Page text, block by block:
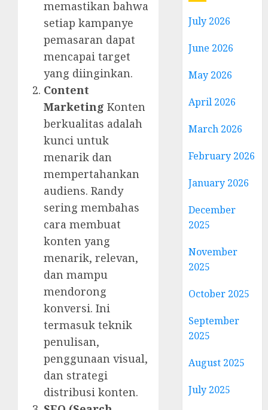
memastikan bahwa
setiap kampanye
pemasaran dapat
mencapai target
yang diinginkan.
Content
Marketing Konten
berkualitas adalah
kunci untuk
menarik dan
mempertahankan
audiens. Randy
sering membahas
cara membuat
konten yang
menarik, relevan,
dan mampu
mendorong
konversi. Ini
termasuk teknik
penulisan,
penggunaan visual,
dan strategi
distribusi konten.
July 2026
June 2026
May 2026
April 2026
March 2026
February 2026
January 2026
December
2025
November
2025
October 2025
September
2025
August 2025
July 2025